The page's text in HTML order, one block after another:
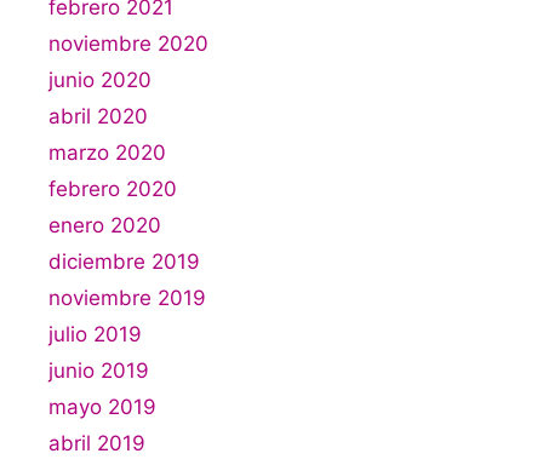
febrero 2021
noviembre 2020
junio 2020
abril 2020
marzo 2020
febrero 2020
enero 2020
diciembre 2019
noviembre 2019
julio 2019
junio 2019
mayo 2019
abril 2019